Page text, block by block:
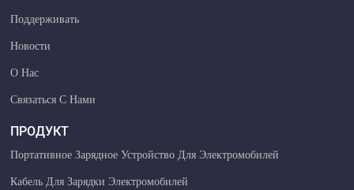
Поддерживать
Новости
О Нас
Связаться С Нами
ПРОДУКТ
Портативное Зарядное Устройство Для Электромобилей
Кабель Для Зарядки Электромобилей